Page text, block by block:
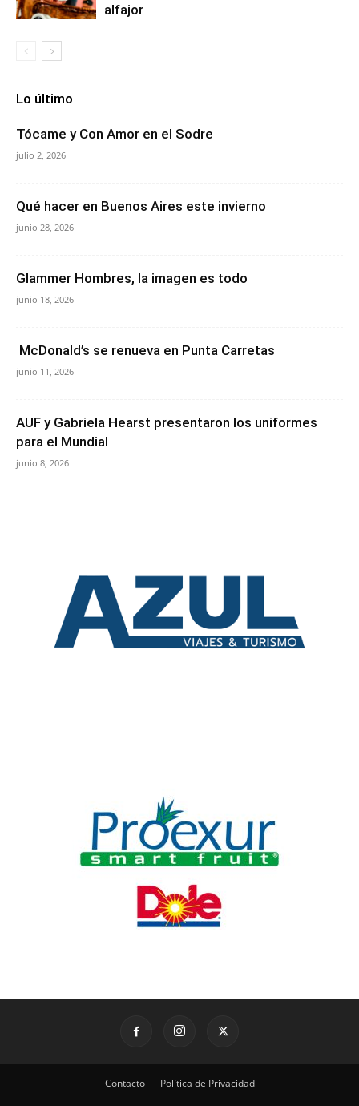
alfajor
Lo último
Tócame y Con Amor en el Sodre
julio 2, 2026
Qué hacer en Buenos Aires este invierno
junio 28, 2026
Glammer Hombres, la imagen es todo
junio 18, 2026
McDonald’s se renueva en Punta Carretas
junio 11, 2026
AUF y Gabriela Hearst presentaron los uniformes
para el Mundial
junio 8, 2026
Contacto Política de Privacidad